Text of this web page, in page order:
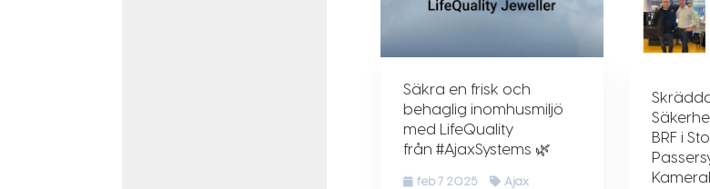
Säkra en frisk och
behaglig inomhusmiljö
med LifeQuality
från #AjaxSystems 🌿
feb 7 2025 Ajax
BRF i